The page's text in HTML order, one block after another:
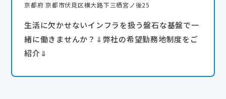
京都府 京都市伏見区横大路下三栖宮ノ後25
生活に欠かせないインフラを扱う盤石な基盤で一
緒に働きませんか？⇓弊社の希望勤務地制度をご
紹介⇓